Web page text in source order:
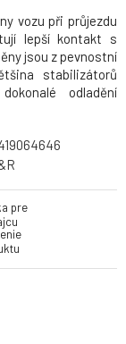
vozu při průjezdu
lepší kontakt s
jsou z pevnostní
stabilizátorů
odladění
pre